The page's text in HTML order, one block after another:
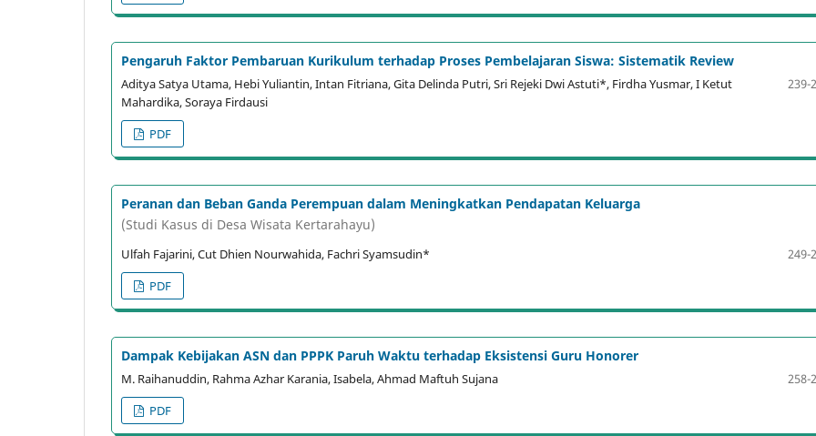
Pengaruh Faktor Pembaruan Kurikulum terhadap Proses Pembelajaran Siswa: Sistematik Review
Aditya Satya Utama, Hebi Yuliantin, Intan Fitriana, Gita Delinda Putri, Sri Rejeki Dwi Astuti*, Firdha Yusmar, I Ketut
Mahardika, Soraya Firdausi
239-
PDF
Peranan dan Beban Ganda Perempuan dalam Meningkatkan Pendapatan Keluarga
(Studi Kasus di Desa Wisata Kertarahayu)
Ulfah Fajarini, Cut Dhien Nourwahida, Fachri Syamsudin*
249-
PDF
Dampak Kebijakan ASN dan PPPK Paruh Waktu terhadap Eksistensi Guru Honorer
M. Raihanuddin, Rahma Azhar Karania, Isabela, Ahmad Maftuh Sujana
258-
PDF